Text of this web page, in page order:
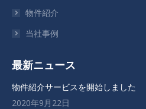
い
ィ
ド
ウ
で
い
ィ
ド
ウ
で
い
ィ
ウ
で
物件紹介
当社事例
最新ニュース
物件紹介サービスを開始しました
2020年9月22日